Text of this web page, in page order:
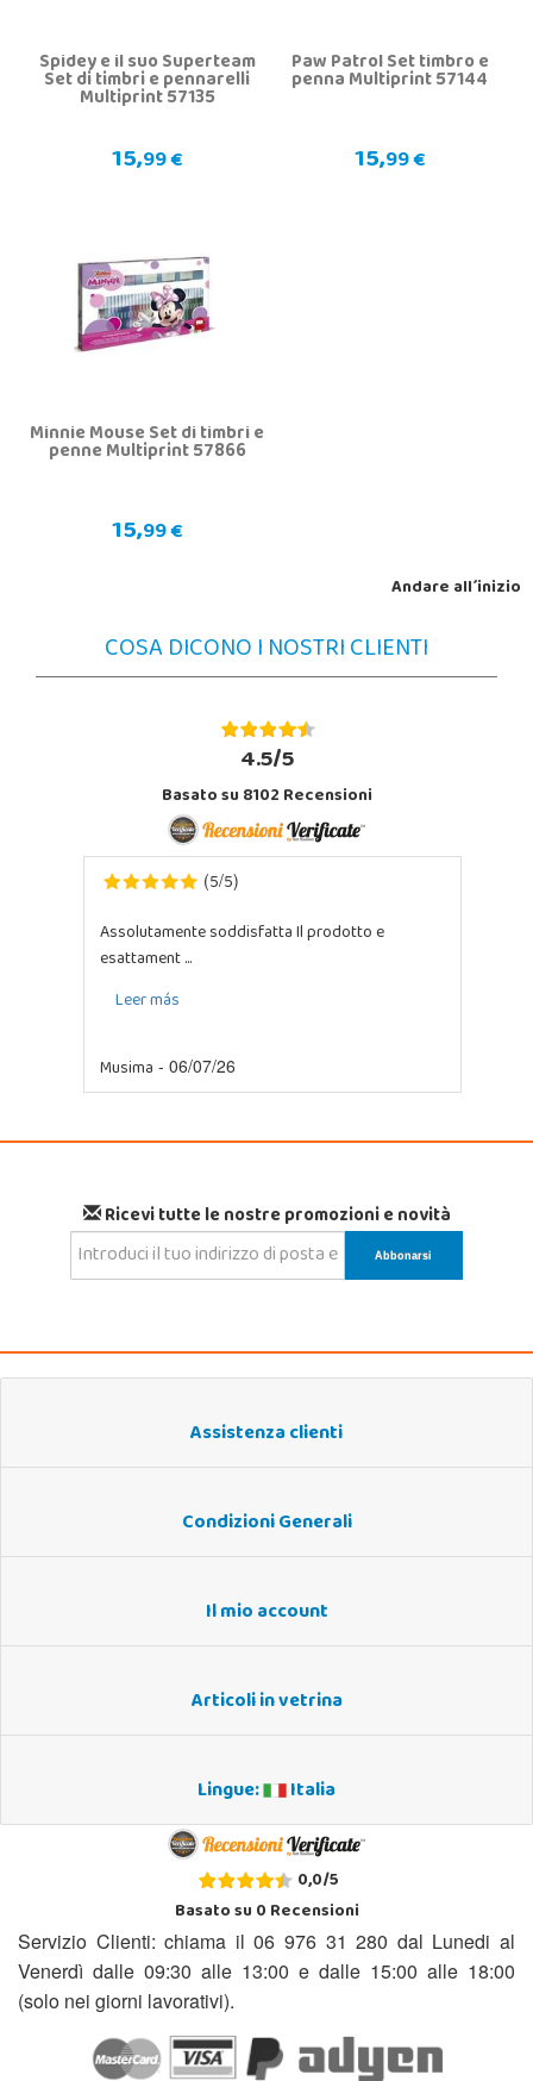
Spidey e il suo Superteam
Set di timbri e pennarelli
Multiprint 57135
15,99 €
Paw Patrol Set timbro e
penna Multiprint 57144
15,99 €
Minnie Mouse Set di timbri e
penne Multiprint 57866
15,99 €
Andare all´inizio
COSA DICONO I NOSTRI CLIENTI
4.5/5
Basato su 8102 Recensioni
(5/5)
Assolutamente soddisfatta Il prodotto e
esattament ...
Leer más
Musima - 06/07/26
Ricevi tutte le nostre promozioni e novità
Assistenza clienti
Condizioni Generali
Il mio account
Articoli in vetrina
Lingue: Italia
0,0/5
Basato su0Recensioni
Servizio Clienti: chiama il 06 976 31 280 dal Lunedi al
Venerdì dalle 09:30 alle 13:00 e dalle 15:00 alle 18:00
(solo nei giorni lavorativi).